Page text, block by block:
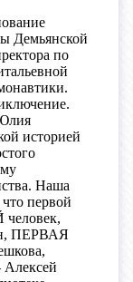
Демьянской
по
историей
Наша
первой
ПЕРВАЯ